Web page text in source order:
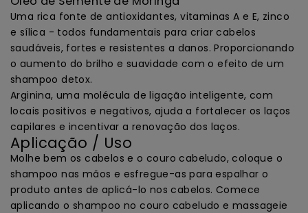
Uma rica fonte de antioxidantes, vitaminas A e E, zinco
e sílica - todos fundamentais para criar cabelos
saudáveis, fortes e resistentes a danos. Proporcionando
o aumento do brilho e suavidade com o efeito de um
shampoo detox.
Arginina, uma molécula de ligação inteligente, com
locais positivos e negativos, ajuda a fortalecer os laços
capilares e incentivar a renovação dos laços.
Aplicação / Uso
Molhe bem os cabelos e o couro cabeludo, coloque o
shampoo nas mãos e esfregue-as para espalhar o
produto antes de aplicá-lo nos cabelos. Comece
aplicando o shampoo no couro cabeludo e massageie